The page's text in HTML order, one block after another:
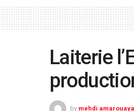
Laiterie
by mehdi